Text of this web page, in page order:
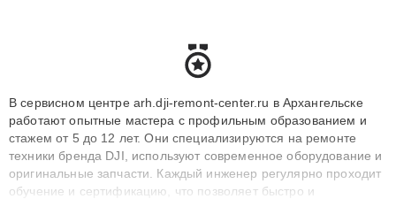
В сервисном центре arh.dji-remont-center.ru в Архангельске
работают опытные мастера с профильным образованием и
стажем от 5 до 12 лет. Они специализируются на ремонте
техники бренда DJI, используют современное оборудование и
оригинальные запчасти. Каждый инженер регулярно проходит
обучение и сертификацию, что позволяет быстро и